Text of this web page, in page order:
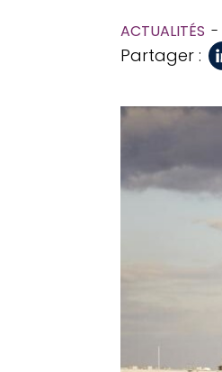
ACTUALITÉS
Partager :